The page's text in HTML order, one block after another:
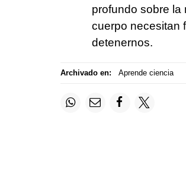
profundo sobre la
cuerpo necesitan
detenernos.
Archivado en: Aprende ciencia